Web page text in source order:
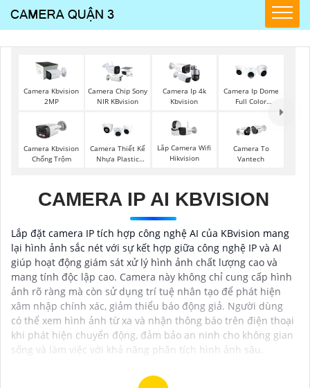
Camera Kbvision
2MP
Camera Chip Sony
NIR KBvision
Camera Ip 4k
Kbvision
Camera Ip Dome
Full Color
Camera Kbvision
Chống Trộm
Camera Thiết Kế
Nhựa Plastic
Lắp Camera Wifi
Hikvision
Camera To
Vantech
CAMERA IP AI KBVISION
Lắp đặt camera IP tích hợp công nghệ AI của KBvision mang
lại hình ảnh sắc nét với sự kết hợp giữa công nghệ IP và AI
giúp hoạt động giám sát xử lý hình ảnh chất lượng cao và
mang tính độc lập cao. Camera này không chỉ cung cấp hình
ảnh rõ ràng mà còn sử dụng trí tuệ nhân tạo để phát hiện
xâm nhập chính xác, giảm thiểu báo động giả. Người dùng
có thể xem hình ảnh từ xa và nhận thông báo trên điện thoại
khi phát hiện chuyển động, đảm bảo an ninh cho không gian
sống và làm việc với khả năng phân tích hình ảnh sâu.